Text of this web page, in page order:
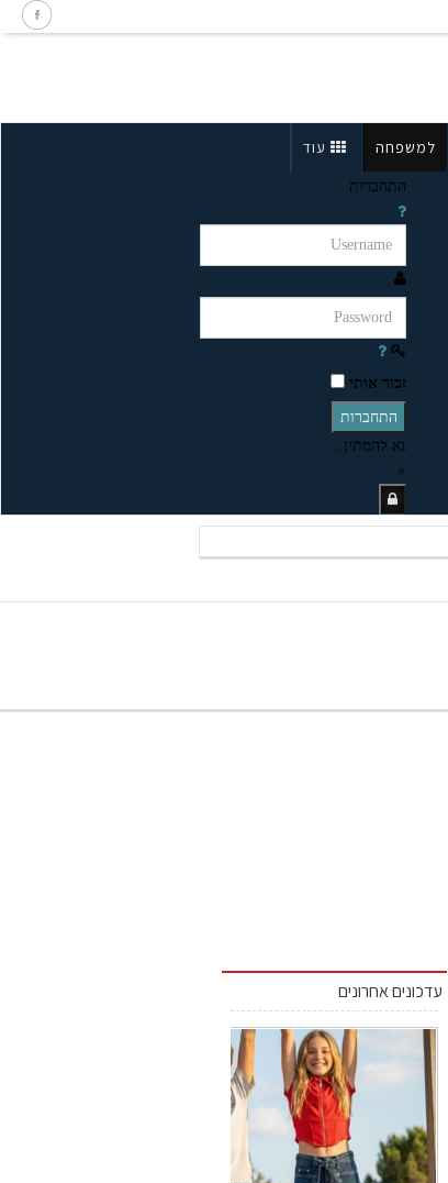
למשפחה עוד
התחברות
זכור אותי
התחברות
נא להמתין...
×
עדכונים אחרונים